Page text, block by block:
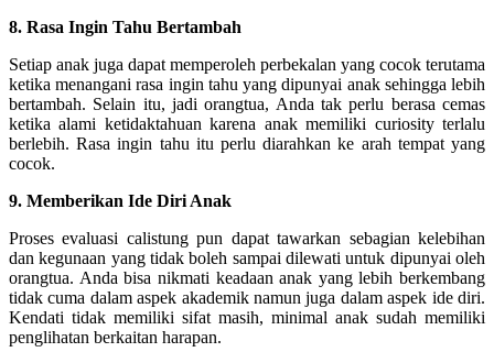
8. Rasa Ingin Tahu Bertambah
Setiap anak juga dapat memperoleh perbekalan yang cocok terutama
ketika menangani rasa ingin tahu yang dipunyai anak sehingga lebih
bertambah. Selain itu, jadi orangtua, Anda tak perlu berasa cemas
ketika alami ketidaktahuan karena anak memiliki curiosity terlalu
berlebih. Rasa ingin tahu itu perlu diarahkan ke arah tempat yang
cocok.
9. Memberikan Ide Diri Anak
Proses evaluasi calistung pun dapat tawarkan sebagian kelebihan
dan kegunaan yang tidak boleh sampai dilewati untuk dipunyai oleh
orangtua. Anda bisa nikmati keadaan anak yang lebih berkembang
tidak cuma dalam aspek akademik namun juga dalam aspek ide diri.
Kendati tidak memiliki sifat masih, minimal anak sudah memiliki
penglihatan berkaitan harapan.